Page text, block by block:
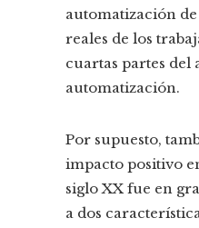
automatización
reales de los
cuartas partes del
automatización.
Por supuesto,
impacto positivo
siglo XX fue en
a dos